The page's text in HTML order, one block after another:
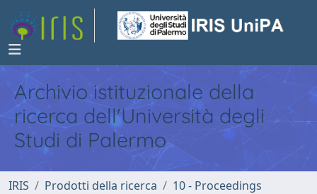
Archivio istituzionale della
ricerca dell'Università degli
Studi di Palermo
IRIS Prodotti della ricerca
10 - Proceedings